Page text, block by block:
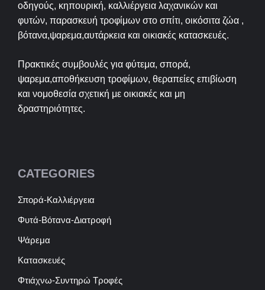
οδηγούς, κηπουρική, καλλιέργεια λαχανικών και
φυτών, παρασκευή τροφίμων στο σπίτι, οικόσιτα ζώα ,
βότανα,ψαρεμα,αυτάρκεια και οικιακές κατασκευές.
Πρακτικές συμβουλές για φύτεμα, σπορά,
ψαρεμα,αποθήκευση τροφίμων, θεραπείες επιβίωση
και νομοθεσία σχετική με οικιακές και μη
δραστηριότητες.
CATEGORIES
Σπορά-Καλλιέργεια
Φυτά-Βότανα-Διατροφή
Ψάρεμα
Κατασκευές
Φτιάχνω-Συντηρώ Τροφές